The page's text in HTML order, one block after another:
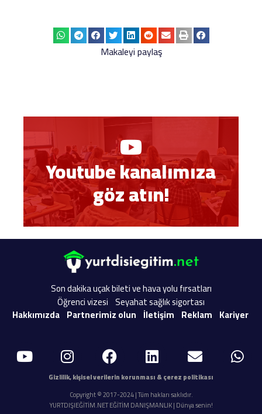
Makaleyi paylaş
Youtube kanalımıza
göz atın!
Son dakika uçak bileti ve hava yolu fırsatları
Öğrenci vizesi Seyahat sağlık sigortası
Hakkımızda Partnerimiz olun İletişim Reklam Kariyer
Gizlilik, kişisel verilerin korunması & çerez politikası
Copyright © 2017-2024 | Tüm hakları saklıdır.
YURTDIŞIEĞİTİM.NET EĞİTİM DANIŞMANLIK | Dünya senin!